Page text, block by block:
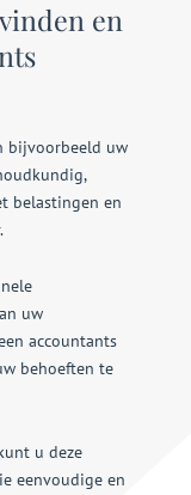
en
bijvoorbeeld uw
belastingen en
uw
accountants
behoeften te
u deze
eenvoudige en